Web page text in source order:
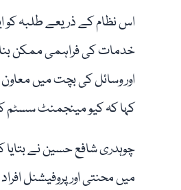
اس نظام کے ذریعے طلبہ
خدمات کی فراہمی ممکن
اور وسائل کی بچت میں
کہا کہ کیو مینجمنٹ سسٹم
چوہدری شافع حسین نے بتایا
میں محنتی اور پروفیشنل